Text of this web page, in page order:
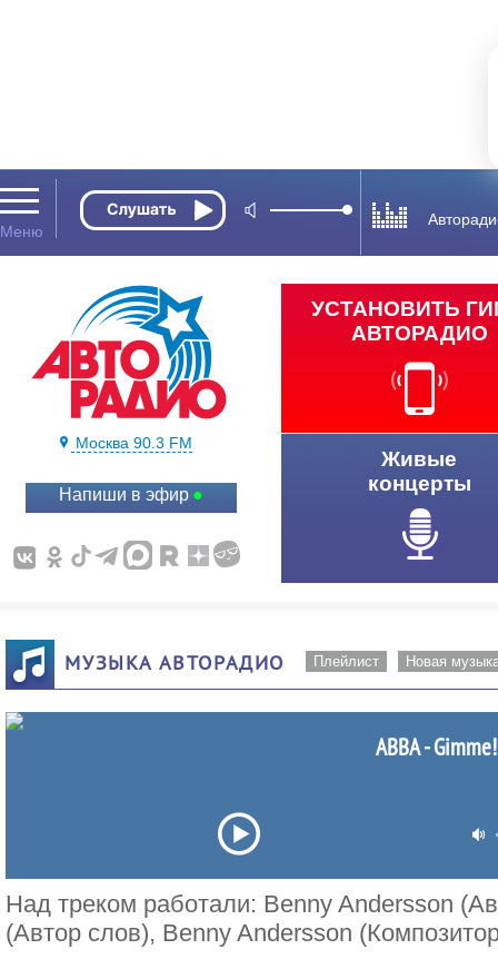
Москва 90.3 FM
Напиши в эфир
УСТАНОВИТЬ
АВТОРАДИО
Живые
концерты
МУЗЫКА АВТОРАДИО Плейлист Новая
ABBA -
Над треком работали: Benny Andersson
(Автор слов), Benny Andersson